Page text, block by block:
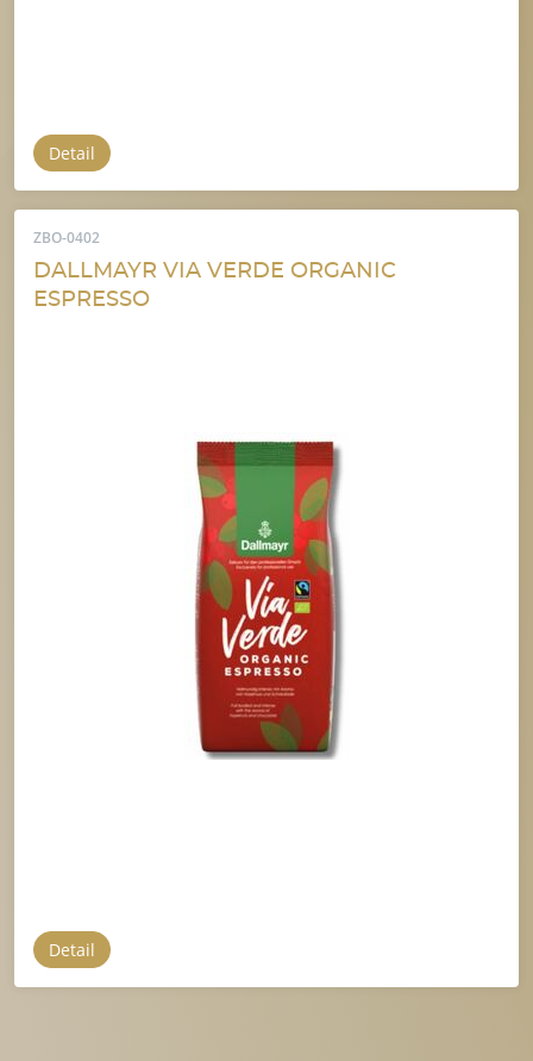
Detail
ZBO-0402
DALLMAYR VIA VERDE ORGANIC
ESPRESSO
Detail